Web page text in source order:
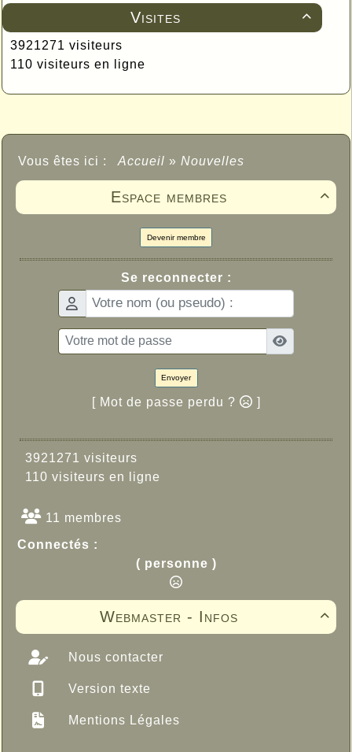

Visites
3921271 visiteurs
110 visiteurs en ligne
Vous êtes ici : Accueil » Nouvelles

Espace membres
Devenir membre
Se reconnecter :
Envoyer
[ Mot de passe perdu ? ]
3921271 visiteurs
110 visiteurs en ligne
11 membres
Connectés :
( personne )

Webmaster - Infos
Nous contacter
Version texte
Mentions Légales